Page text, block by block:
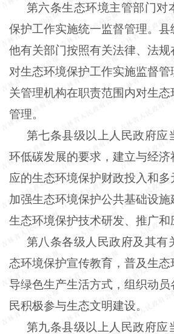
第六条生态环境主管部门对
保护工作实施统一监督管理。
他有关部门按照有关法律、法规
对生态环境保护工作实施监督
关管理机构在职责范围内对生
管理。
第七条县级以上人民政府应
环低碳发展的要求，建立与经
应的生态环境保护财政投入和多
加强生态环境保护公共基础设
生态环境保护技术研发、推广和
第八条各级人民政府及其有
态环境保护宣传教育，普及生
导绿色生产生活方式，组织动
民积极参与生态文明建设。
第九条县级以上人民政府应